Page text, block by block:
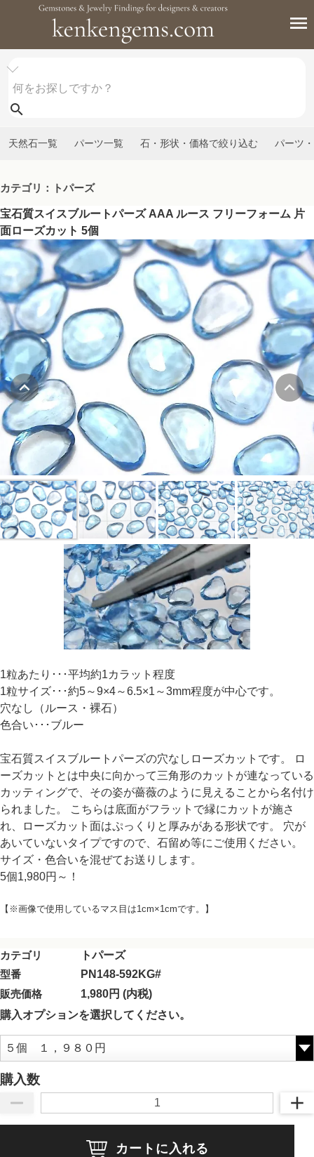
天然石一覧 パーツ一覧 石・形状・価格で絞り込む パーツ
カテゴリ：トパーズ
宝石質スイスブルートパーズ AAA ルース フリーフォーム 片
面ローズカット 5個
1粒あたり･･･平均約1カラット程度
1粒サイズ･･･約5～9×4～6.5×1～3mm程度が中心です。
穴なし（ルース・裸石）
色合い･･･ブルー
宝石質スイスブルートパーズの穴なしローズカットです。 ロ
ーズカットとは中央に向かって三角形のカットが連なっている
カッティングで、その姿が薔薇のように見えることから名付け
られました。 こちらは底面がフラットで縁にカットが施さ
れ、ローズカット面はぷっくりと厚みがある形状です。 穴が
あいていないタイプですので、石留め等にご使用ください。
サイズ・色合いを混ぜてお送りします。
5個1,980円～！
【※画像で使用しているマス目は1cm×1cmです。】
カテゴリ
トパーズ
型番
PN148-592KG#
販売価格
1,980円 (内税)
購入オプションを選択してください。
購入数
カートに入れる